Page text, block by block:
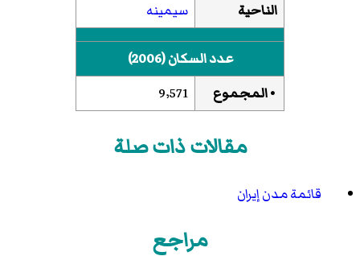
الناحية
سيمينه
عدد السكان (2006)
• المجموع
9٬571
مقالات ذات صلة
قائمة مدن إيران
مراجع